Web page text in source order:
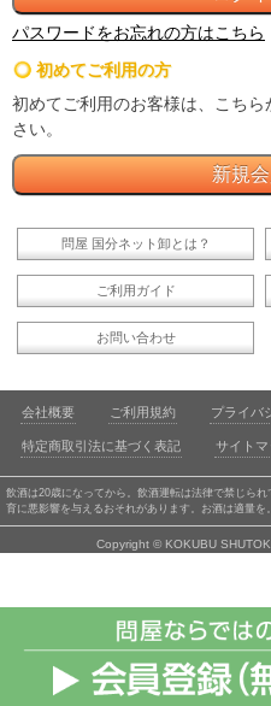
パスワードをお忘れの方はこちら
初めてご利用の方
初めてご利用のお客様は、こち
さい。
問屋 国分ネット卸とは？
ご利用ガイド
お問い合わせ
会社概要 ご利用規約 プライバ
特定商取引法に基づく表記 サイト
飲酒は20歳になってから。飲酒運転は法律で禁じら
育に悪影響を与えるおそれがあります。お酒は適量を。
Copyright © KOKUBU